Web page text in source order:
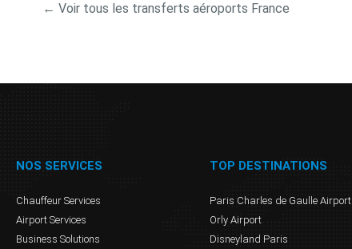
← Voir tous les transferts aéroports France
NOS SERVICES
Chauffeur Services
Airport Services
Business Solutions
TOP DESTINATIONS
Paris Charles de Gaulle Airport
Orly Airport
Disneyland Paris